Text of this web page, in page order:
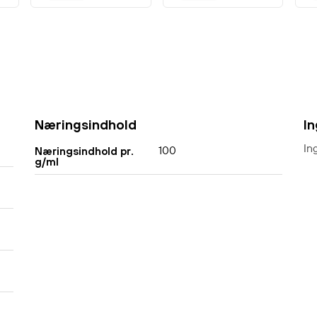
Næringsindhold
Næringsindhold pr.
g/ml
100